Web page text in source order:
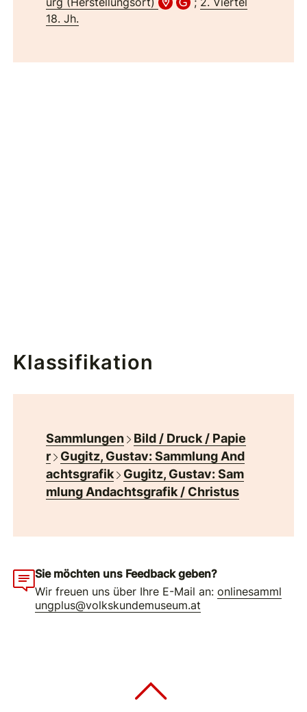
18. Jh.
Klassifikation
Sammlungen
Bild / Druck / Papie
r
Gugitz, Gustav: Sammlung And
achtsgrafik
Gugitz, Gustav: Sam
mlung Andachtsgrafik / Christus
Sie möchten uns Feedback geben?
Wir freuen uns über Ihre E-Mail an:onlinesamml
ungplus@volkskundemuseum.at